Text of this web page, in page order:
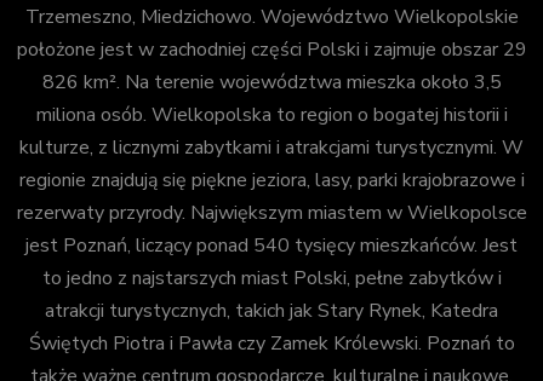
Trzemeszno, Miedzichowo. Województwo Wielkopolskie
położone jest w zachodniej części Polski i zajmuje obszar 29
826 km². Na terenie województwa mieszka około 3,5
miliona osób. Wielkopolska to region o bogatej historii i
kulturze, z licznymi zabytkami i atrakcjami turystycznymi. W
regionie znajdują się piękne jeziora, lasy, parki krajobrazowe i
rezerwaty przyrody. Największym miastem w Wielkopolsce
jest Poznań, liczący ponad 540 tysięcy mieszkańców. Jest
to jedno z najstarszych miast Polski, pełne zabytków i
atrakcji turystycznych, takich jak Stary Rynek, Katedra
Świętych Piotra i Pawła czy Zamek Królewski. Poznań to